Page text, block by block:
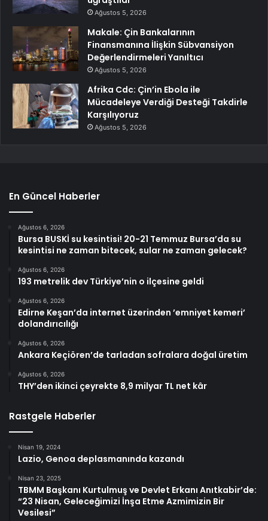
Ağustos 5, 2026
Makale: Çin Bankalarının
Finansmanına İlişkin Sübvansiyon
Değerlendirmeleri Yanıltıcı
Ağustos 5, 2026
Afrika Cdc: Çin’in Ebola ile
Mücadeleye Verdiği Desteği Takdirle
Karşılıyoruz
Ağustos 5, 2026
En Güncel Haberler
Ağustos 6, 2026
Bursa BUSKİ su kesintisi! 20-21 Temmuz Bursa’da su
kesintisi ne zaman bitecek, sular ne zaman gelecek?
Ağustos 6, 2026
193 metrelik dev Türkiye’nin o ilçesine geldi
Ağustos 6, 2026
Edirne Keşan’da internet üzerinden ’emniyet kemeri’
dolandırıcılığı
Ağustos 6, 2026
Ankara Keçiören’de tarladan sofralara doğal üretim
Ağustos 6, 2026
THY’den ikinci çeyrekte 8,9 milyar TL net kâr
Rastgele Haberler
Nisan 19, 2024
Lazio, Genoa deplasmanında kazandı
Nisan 23, 2025
TBMM Başkanı Kurtulmuş ve Devlet Erkanı Anıtkabir’de:
“23 Nisan, Geleceğimizi İnşa Etme Azmimizin Bir
Vesilesi”